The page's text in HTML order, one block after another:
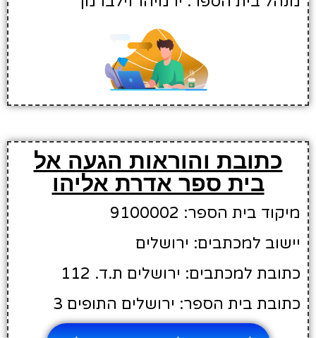
כתובת והוראות הגעה אל
בית ספר אדרת אליהו
מיקוד בית הספר: 9100002
יישוב למכתבים: ירושלים
כתובת למכתבים: ירושלים ת.ד. 112
כתובת בית הספר: ירושלים התופים 3